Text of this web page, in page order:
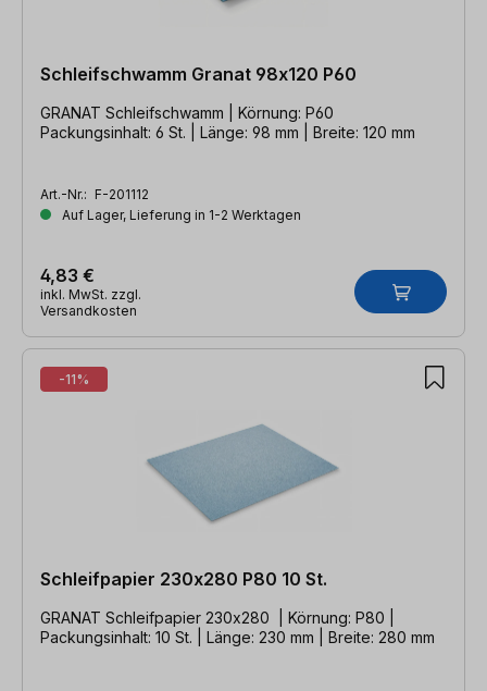
Schleifschwamm Granat 98x120 P60
GRANAT Schleifschwamm | Körnung: P60
Packungsinhalt: 6 St. | Länge: 98 mm | Breite: 120 mm
Art.-Nr.: F-201112
Auf Lager, Lieferung in 1-2 Werktagen
4,83 €
inkl. MwSt. zzgl.
Versandkosten
-11%
Schleifpapier 230x280 P80 10 St.
GRANAT Schleifpapier 230x280 | Körnung: P80 |
Packungsinhalt: 10 St. | Länge: 230 mm | Breite: 280 mm